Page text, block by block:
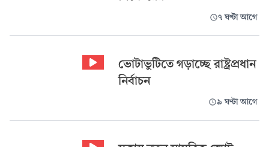
৭ ঘণ্টা আগে
ভোটাভুটিতে গড়াচ্ছে রাষ্ট্রপ্রধান
নির্বাচন
৯ ঘণ্টা আগে